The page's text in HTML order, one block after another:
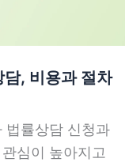
, 비용과 절차
법률상담 신청과
심이 높아지고